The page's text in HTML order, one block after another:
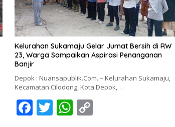
Kelurahan Sukamaju Gelar Jumat Bersih di RW
23, Warga Sampaikan Aspirasi Penanganan
Banjir
Depok : Nuansapublik.Com. – Kelurahan Sukamaju,
Kecamatan Cilodong, Kota Depok,…
F T W C